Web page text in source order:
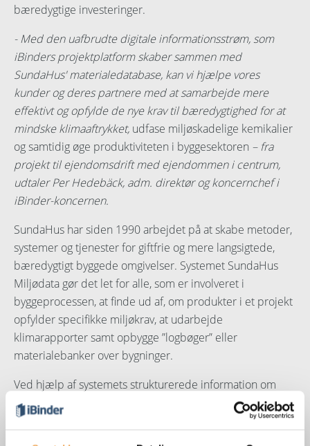
bæredygtige investeringer.
- Med den uafbrudte digitale informationsstrøm, som
iBinders projektplatform skaber sammen med
SundaHus' materialedatabase, kan vi hjælpe vores
kunder og deres partnere med at samarbejde mere
effektivt og opfylde de nye krav til bæredygtighed for at
mindske klimaaftrykket, udfase miljøskadelige kemikalier
og samtidig øge produktiviteten i byggesektoren – fra
projekt til ejendomsdrift med ejendommen i centrum,
udtaler Per Hedebäck, adm. direktør og koncernchef i
iBinder-koncernen.
SundaHus har siden 1990 arbejdet på at skabe metoder,
systemer og tjenester for giftfrie og mere langsigtede,
bæredygtigt byggede omgivelser. Systemet SundaHus
Miljødata gør det let for alle, som er involveret i
byggeprocessen, at finde ud af, om produkter i et projekt
opfylder specifikke miljøkrav, at udarbejde
klimarapporter samt opbygge ”logbøger” eller
materialebanker over bygninger.
Ved hjælp af systemets strukturerede information om
blandt andet kunders bygninger, med 49.000 bedømte
produkter (230.000 artikler), 4.500 varemærker, mere